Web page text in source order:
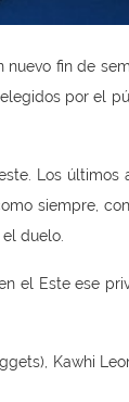
fin de
por el
Los últimos
siempre,
duelo.
el Este ese
Kawhi